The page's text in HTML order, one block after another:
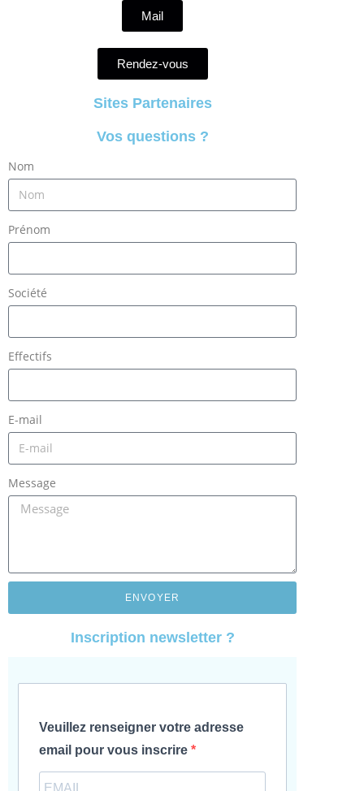
Mail
Rendez-vous
Sites Partenaires
Vos questions ?
Nom
Prénom
Société
Effectifs
E-mail
Message
ENVOYER
Inscription newsletter ?
Veuillez renseigner votre adresse
email pour vous inscrire